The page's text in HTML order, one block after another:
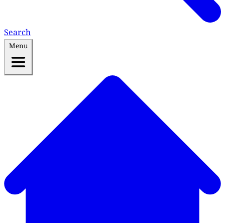
Search
Menu